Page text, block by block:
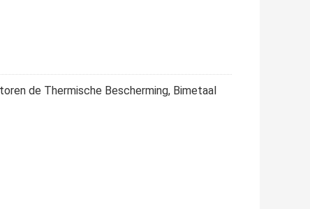
de Thermische Bescherming, Bimetaal